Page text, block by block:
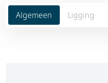
Weblogs
Algemeen Ligging